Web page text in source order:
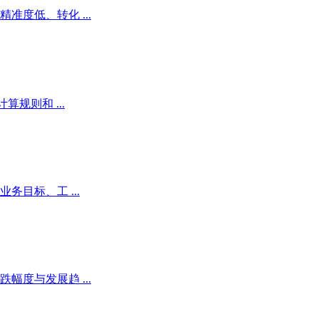
准度低、转化 ...
算规则和 ...
务目标、工 ...
幅度与发展趋 ...